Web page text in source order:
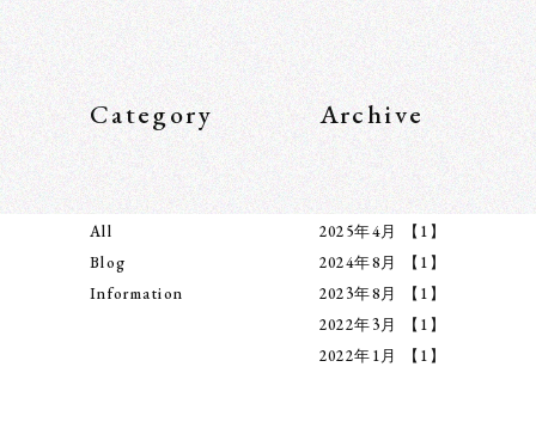
Category
All
Blog
Information
Archive
2025年4月
【1】
2024年8月
【1】
2023年8月
【1】
2022年3月
【1】
2022年1月
【1】